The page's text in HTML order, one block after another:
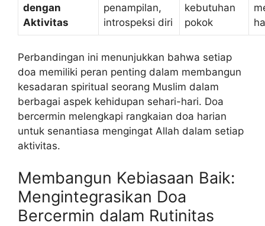
dengan
Aktivitas
penampilan,
introspeksi diri
kebutuhan
pokok
Perbandingan ini menunjukkan bahwa setiap
doa memiliki peran penting dalam membangun
kesadaran spiritual seorang Muslim dalam
berbagai aspek kehidupan sehari-hari. Doa
bercermin melengkapi rangkaian doa harian
untuk senantiasa mengingat Allah dalam setiap
aktivitas.
Membangun Kebiasaan Baik:
Mengintegrasikan Doa
Bercermin dalam Rutinitas